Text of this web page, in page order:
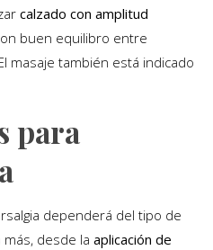
calzado con amplitud
buen equilibro entre
masaje también está indicado
para
dependerá del tipo de
desde la aplicación de